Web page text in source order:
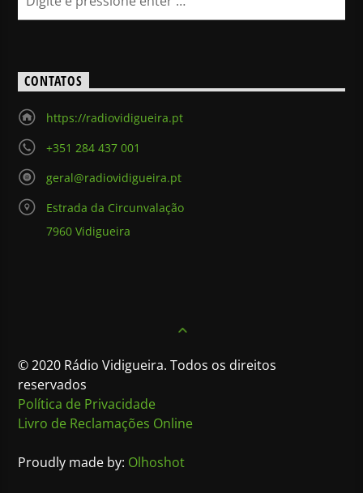
CONTATOS
https://radiovidigueira.pt
+351 284 437 001
geral@radiovidigueira.pt
Estrada da Circunvalação
7960 Vidigueira
© 2020 Rádio Vidigueira. Todos os direitos
reservados
Política de Privacidade
Livro de Reclamações Online
Proudly made by: Olhoshot